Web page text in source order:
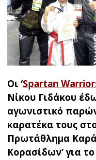
Οι ‘Spartan
Νίκου Γιδάκου
αγωνιστικό
καρατέκα τους
Πρωτάθλημα
Κορασίδων’ για